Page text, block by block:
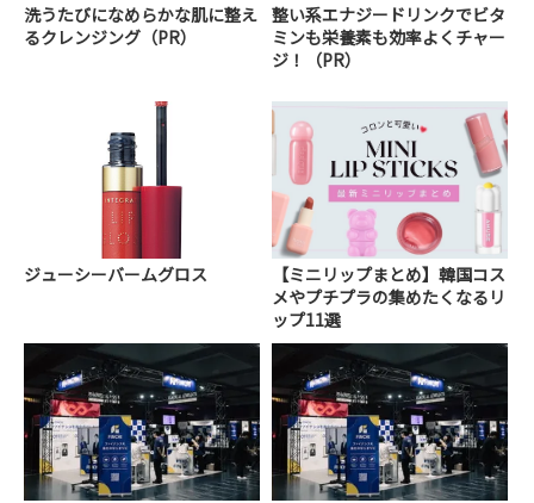
洗うたびになめらかな肌に整え
るクレンジング（PR）
整い系エナジードリンクでビタ
ミンも栄養素も効率よくチャー
ジ！（PR）
ジューシーバームグロス
【ミニリップまとめ】韓国コス
メやプチプラの集めたくなるリ
ップ11選